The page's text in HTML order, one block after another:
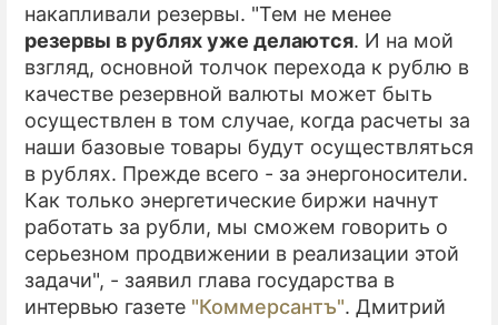
накапливали резервы. "Тем не менее
резервы в рублях уже делаются. И на мой
взгляд, основной толчок перехода к рублю в
качестве резервной валюты может быть
осуществлен в том случае, когда расчеты за
наши базовые товары будут осуществляться
в рублях. Прежде всего - за энергоносители.
Как только энергетические биржи начнут
работать за рубли, мы сможем говорить о
серьезном продвижении в реализации этой
задачи", - заявил глава государства в
интервью газете "Коммерсантъ". Дмитрий